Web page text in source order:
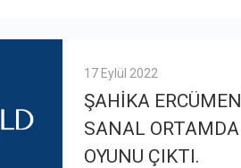
17 Eylül 2022
ŞAHİKA
SANAL
OYUNU ÇIKTI.